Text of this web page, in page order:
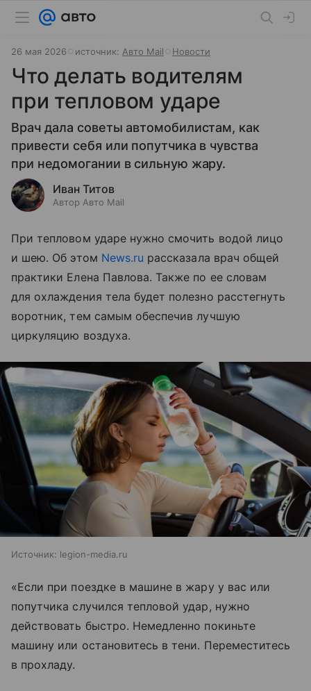
26 мая 2026 источник: Авто Mail Новости
Что делать водителям
при тепловом ударе
Врач дала советы автомобилистам, как
привести себя или попутчика в чувства
при недомогании в сильную жару.
Иван Титов
Автор Авто Mail
При тепловом ударе нужно смочить водой лицо
и шею. Об этом News.ru рассказала врач общей
практики Елена Павлова. Также по ее словам
для охлаждения тела будет полезно расстегнуть
воротник, тем самым обеспечив лучшую
циркуляцию воздуха.
Источник: legion-media.ru
«Если при поездке в машине в жару у вас или
попутчика случился тепловой удар, нужно
действовать быстро. Немедленно покиньте
машину или остановитесь в тени. Переместитесь
в прохладу.